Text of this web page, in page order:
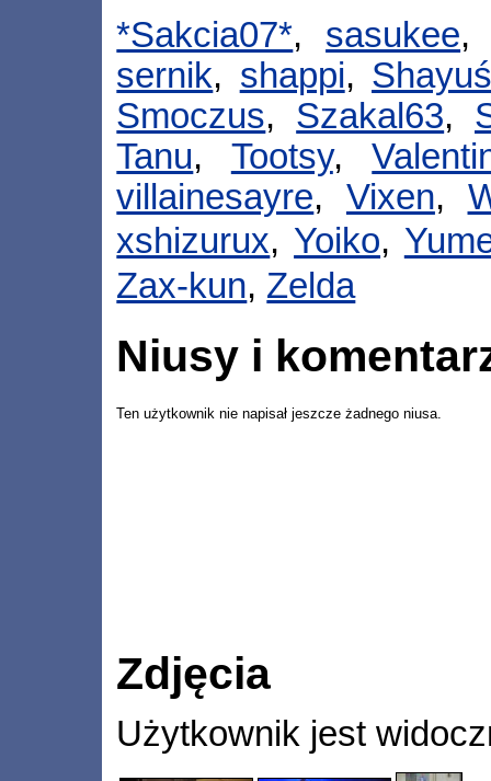
*Sakcia07*, sasukee
sernik, shappi,
Smoczus, Szakal63,
Tanu, Tootsy,
villainesayre, Vixen,
xshizurux, Yoiko,
Zax-kun, Zelda
Niusy i
Ten użytkownik nie napisał jeszcze żadnego niusa.
Zdjęcia
Użytkownik jest